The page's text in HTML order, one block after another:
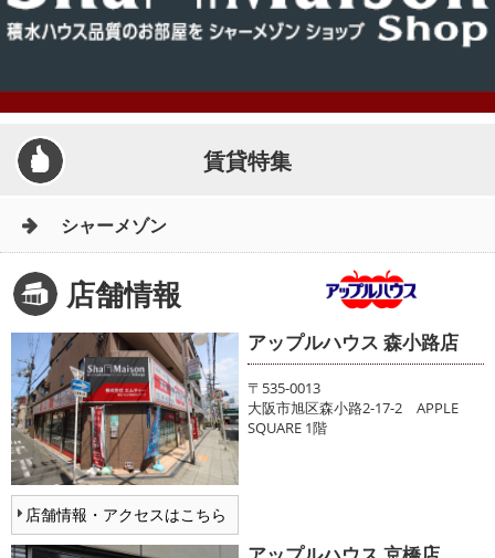
賃貸特集
シャーメゾン
店舗情報
店舗情報・アクセスはこちら
アップルハウス 森小路店
〒535-0013
大阪市旭区森小路2-17-2 APPLE
SQUARE 1階